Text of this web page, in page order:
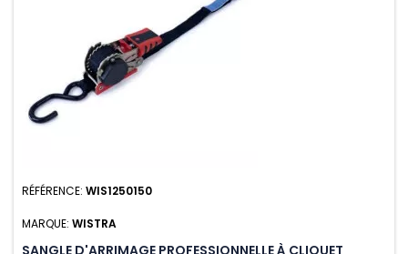
RÉFÉRENCE: WIS1250150
MARQUE: WISTRA